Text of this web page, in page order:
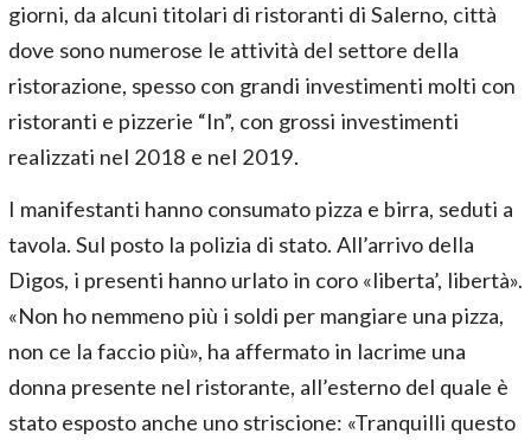
giorni, da alcuni titolari di ristoranti di Salerno, città
dove sono numerose le attività del settore della
ristorazione, spesso con grandi investimenti molti con
ristoranti e pizzerie “In”, con grossi investimenti
realizzati nel 2018 e nel 2019.
I manifestanti hanno consumato pizza e birra, seduti a
tavola. Sul posto la polizia di stato. All’arrivo della
Digos, i presenti hanno urlato in coro «liberta’, libertà».
«Non ho nemmeno più i soldi per mangiare una pizza,
non ce la faccio più», ha affermato in lacrime una
donna presente nel ristorante, all’esterno del quale è
stato esposto anche uno striscione: «Tranquilli questo